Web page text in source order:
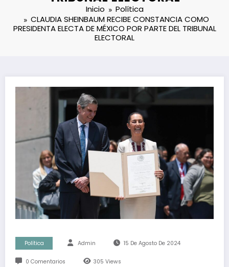
Inicio
Política
CLAUDIA SHEINBAUM RECIBE CONSTANCIA COMO
PRESIDENTA ELECTA DE MÉXICO POR PARTE DEL TRIBUNAL
ELECTORAL
Política Admin 15 De Agosto De 2024
0 Comentarios 305 Views